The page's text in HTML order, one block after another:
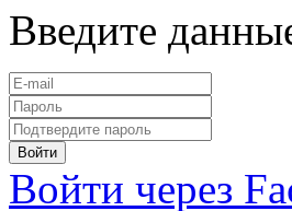
Введите
Войти через